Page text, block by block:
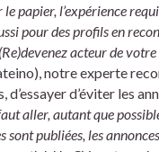
papier, l’expérience
pour des profils en
(Re)devenez acteur de
notre experte
d’essayer d’éviter les
aller, autant que
sont publiées, les